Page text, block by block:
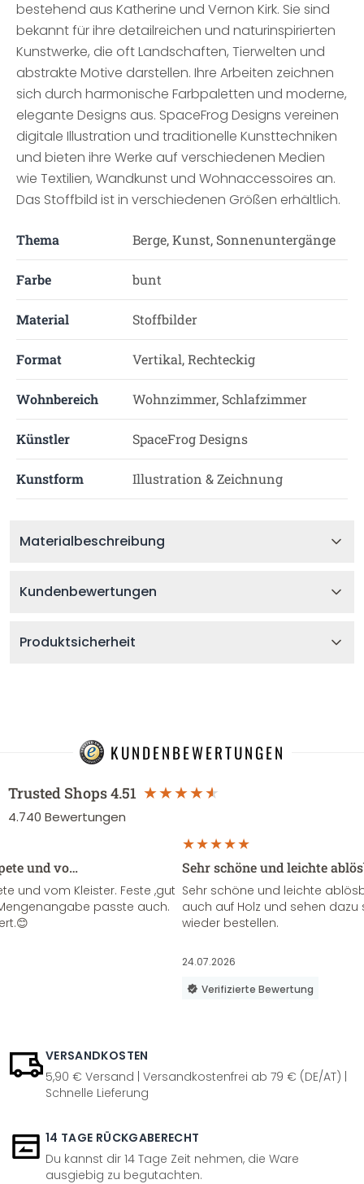
bestehend aus Katherine und Vernon Kirk. Sie sind
bekannt für ihre detailreichen und naturinspirierten
Kunstwerke, die oft Landschaften, Tierwelten und
abstrakte Motive darstellen. Ihre Arbeiten zeichnen
sich durch harmonische Farbpaletten und moderne,
elegante Designs aus. SpaceFrog Designs vereinen
digitale Illustration und traditionelle Kunsttechniken
und bieten ihre Werke auf verschiedenen Medien
wie Textilien, Wandkunst und Wohnaccessoires an.
Das Stoffbild ist in verschiedenen Größen erhältlich.
Thema Berge, Kunst, Sonnenuntergänge
Farbe bunt
Material Stoffbilder
Format Vertikal, Rechteckig
Wohnbereich Wohnzimmer, Schlafzimmer
Künstler SpaceFrog Designs
Kunstform Illustration & Zeichnung
Materialbeschreibung
Kundenbewertungen
Produktsicherheit
KUNDENBEWERTUNGEN
Trusted Shops4.51
4.740 Bewertungen
und vo…
und vom Kleister. Feste ,gut
passte auch.
Sehr schöne und leichte
Sehr schöne und leichte
auch auf Holz und sehen
wieder bestellen.
24.07.2026
Verifizierte Bewertung
VERSANDKOSTEN
5,90 € Versand | Versandkostenfrei ab 79 € (DE/AT) |
Schnelle Lieferung
14 TAGE RÜCKGABERECHT
Du kannst dir 14 Tage Zeit nehmen, die Ware
ausgiebig zu begutachten.